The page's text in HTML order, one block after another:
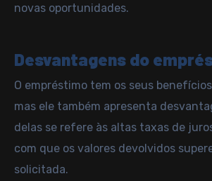
novas oportunidades.
Desvantagens do
O empréstimo tem os seus
mas ele também apresenta
delas se refere às altas taxas de
com que os valores devolvidos
solicitada.